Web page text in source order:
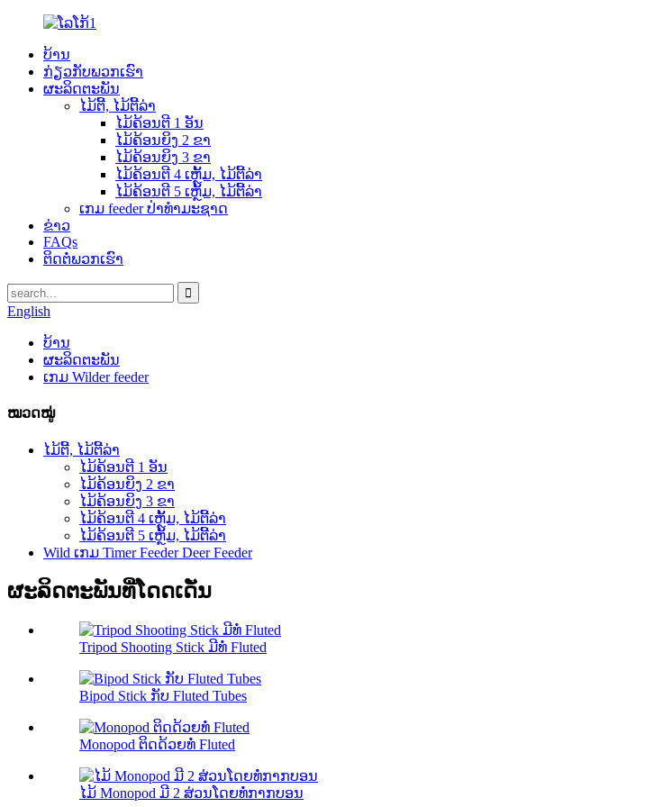
ບ້ານ
ກ່ຽວກັບພວກເຮົາ
ຜະລິດຕະພັນ
ໄມ້ຕີ້, ໄມ້ຕີ້ລ່າ
ໄມ້ຄ້ອນຕີ 1 ອັນ
ໄມ້ຄ້ອນຍິງ 2 ຂາ
ໄມ້ຄ້ອນຍິງ 3 ຂາ
ໄມ້ຄ້ອນຕີ 4 ເຫຼັ້ມ, ໄມ້ຕີ້ລ່າ
ໄມ້ຄ້ອນຕີ 5 ເຫຼັ້ມ, ໄມ້ຕີ້ລ່າ
ເກມ feeder ປ່າທໍາມະຊາດ
ຂ່າວ
FAQs
ຕິດຕໍ່ພວກເຮົາ
English
ບ້ານ
ຜະລິດຕະພັນ
ເກມ Wilder feeder
ໝວດໝູ່
ໄມ້ຕີ້, ໄມ້ຕີ້ລ່າ
ໄມ້ຄ້ອນຕີ 1 ອັນ
ໄມ້ຄ້ອນຍິງ 2 ຂາ
ໄມ້ຄ້ອນຍິງ 3 ຂາ
ໄມ້ຄ້ອນຕີ 4 ເຫຼັ້ມ, ໄມ້ຕີ້ລ່າ
ໄມ້ຄ້ອນຕີ 5 ເຫຼັ້ມ, ໄມ້ຕີ້ລ່າ
Wild ເກມ Timer Feeder Deer Feeder
ຜະລິດຕະພັນທີ່ໂດດເດັ່ນ
Tripod Shooting Stick ມີທໍ່ Fluted
Bipod Stick ກັບ Fluted Tubes
Monopod ຕິດດ້ວຍທໍ່ Fluted
ໄມ້ Monopod ມີ 2 ສ່ວນໂດຍທໍ່ກາກບອນ